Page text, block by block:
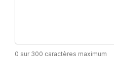
0 sur 300 caractères maximum